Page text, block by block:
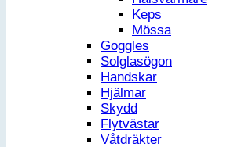
Keps
Mössa
Goggles
Solglasögon
Handskar
Hjälmar
Skydd
Flytvästar
Våtdräkter